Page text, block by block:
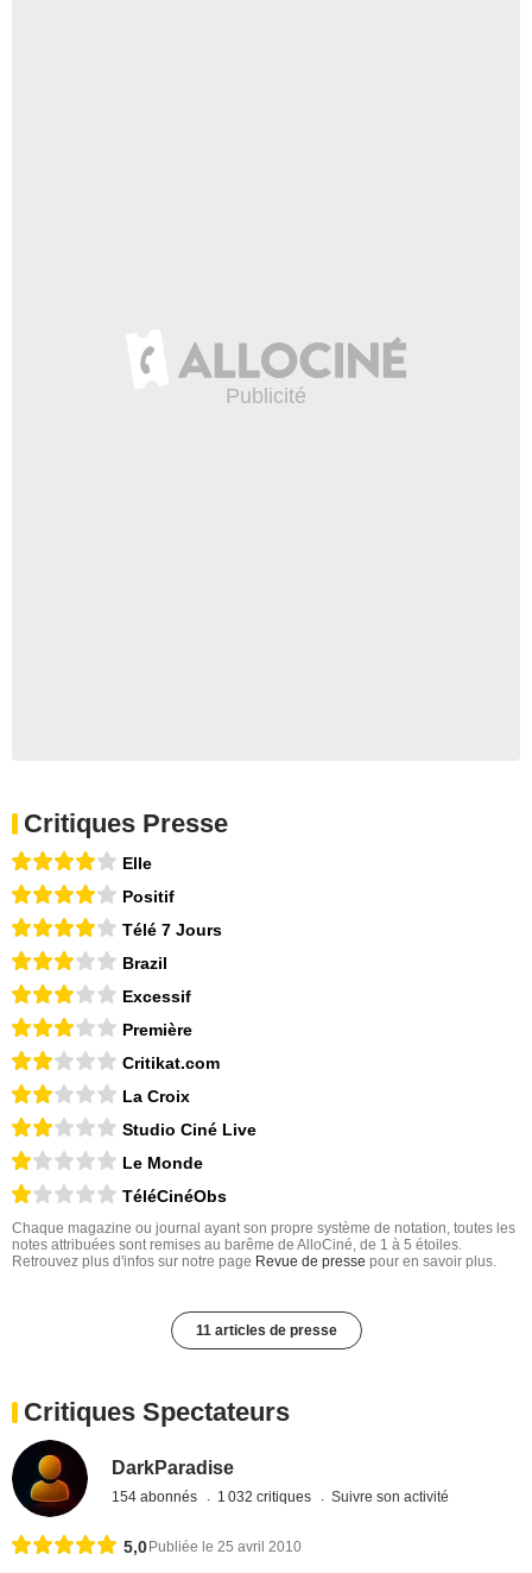
Critiques Presse
Elle
Positif
Télé 7 Jours
Brazil
Excessif
Première
Critikat.com
La Croix
Studio Ciné Live
Le Monde
TéléCinéObs
Chaque magazine ou journal ayant son propre système de notation, toutes les
notes attribuées sont remises au barême de AlloCiné, de 1 à 5 étoiles.
Retrouvez plus d'infos sur notre page Revue de presse pour en savoir plus.
11 articles de presse
Critiques Spectateurs
DarkParadise
154 abonnés 1 032 critiques Suivre son activité
5,0Publiée le 25 avril 2010